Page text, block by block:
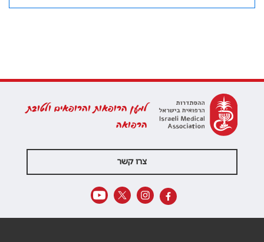
למען הרופאות והרופאים ולטובת
הרפואה
צרו קשר